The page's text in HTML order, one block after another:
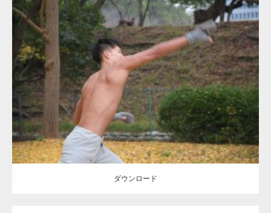
Update:2021.07.8
Category: 公園のマッチョ その他 AKIHITO(細マッチョ) 背中
ダウンロード
ダウンロード